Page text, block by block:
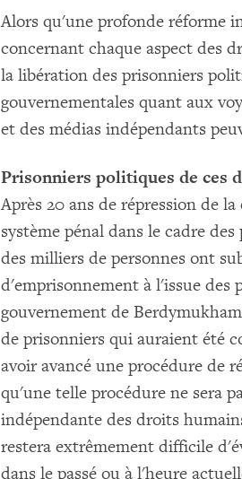
Alors qu'une profonde réforme
concernant chaque aspect des
la libération des prisonniers
gouvernementales quant aux
et des médias indépendants
Prisonniers politiques de ces
Après 20 ans de répression de
système pénal dans le cadre
des milliers de personnes ont
d'emprisonnement à l'issue des
gouvernement de
de prisonniers qui auraient été
avoir avancé une procédure de
qu'une telle procédure ne sera
indépendante des droits
restera extrêmement difficile
dans le passé ou à l'heure